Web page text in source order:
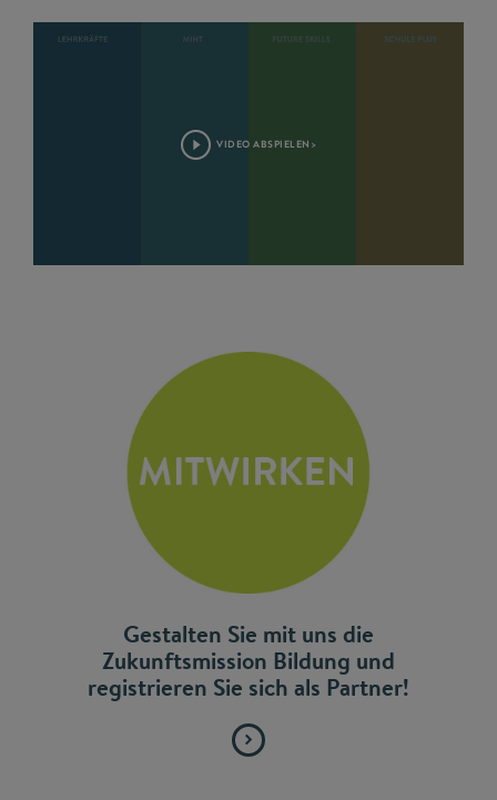
VIDEO ABSPIELEN>
Gestalten Sie mit uns die
Zukunftsmission Bildung und
registrieren Sie sich als Partner!